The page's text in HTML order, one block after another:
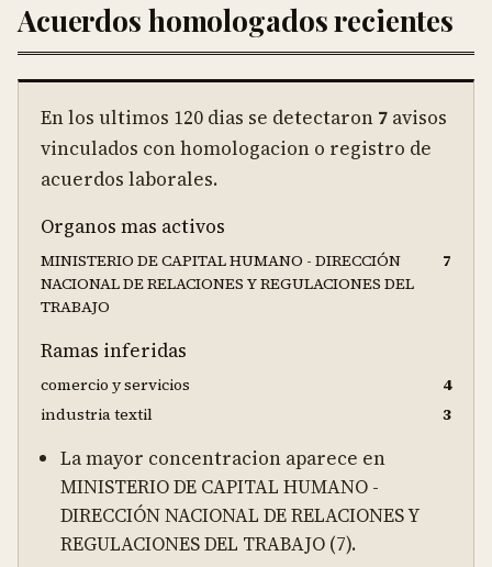
Acuerdos homologados recientes
En los ultimos 120 dias se detectaron 7 avisos
vinculados con homologacion o registro de
acuerdos laborales.
Organos mas activos
MINISTERIO DE CAPITAL HUMANO - DIRECCIÓN
NACIONAL DE RELACIONES Y REGULACIONES DEL
TRABAJO
7
Ramas inferidas
comercio y servicios
4
industria textil
3
La mayor concentracion aparece en
MINISTERIO DE CAPITAL HUMANO -
DIRECCIÓN NACIONAL DE RELACIONES Y
REGULACIONES DEL TRABAJO (7).